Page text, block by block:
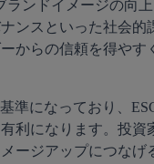
ランドイメージの向上
ンスといった社会的
からの信頼を得やす
準になっており、
利になります。投資
ージアップにつなげ